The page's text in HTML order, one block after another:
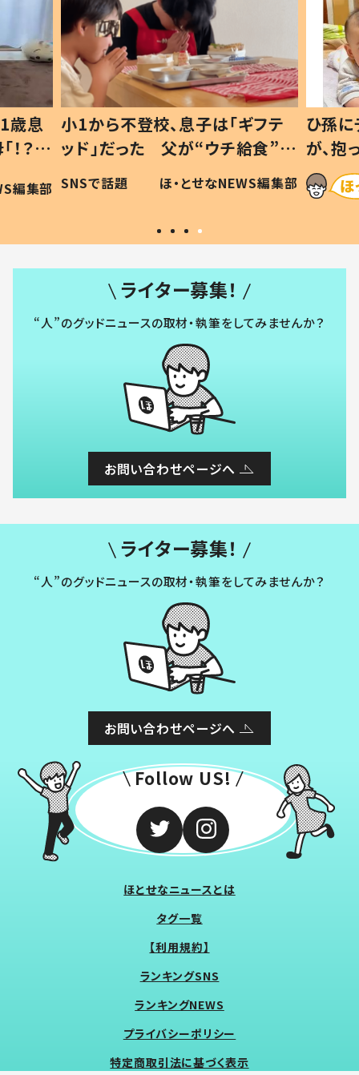
歳息
？」
編集部
小1から不登校、息子は「ギフテ
ッド」だった 父が“ウチ給食”を
作り続ける理由とは #令和の親
#令和の子
SNSで話題 ほ・とせなNEWS編集部
ひ孫
が、
「涙が
い」
ライター募集！
“人”のグッドニュースの取材・執筆をしてみませんか？
お問い合わせページへ
ライター募集！
“人”のグッドニュースの取材・執筆をしてみませんか？
お問い合わせページへ
Follow US!
ほとせなニュースとは
タグ一覧
【利用規約】
ランキングSNS
ランキングNEWS
プライバシーポリシー
特定商取引法に基づく表示